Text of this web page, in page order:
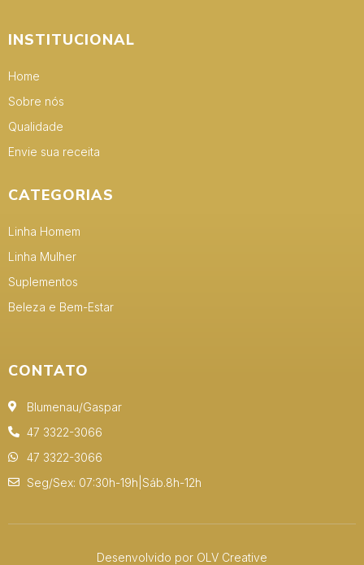
INSTITUCIONAL
Home
Sobre nós
Qualidade
Envie sua receita
CATEGORIAS
Linha Homem
Linha Mulher
Suplementos
Beleza e Bem-Estar
CONTATO
Blumenau/Gaspar
47 3322-3066
47 3322-3066
Seg/Sex: 07:30h-19h|Sáb.8h-12h
Desenvolvido por OLV Creative